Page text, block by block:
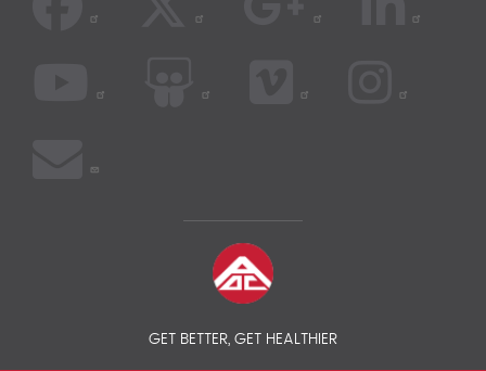
GET BETTER, GET HEALTHIER